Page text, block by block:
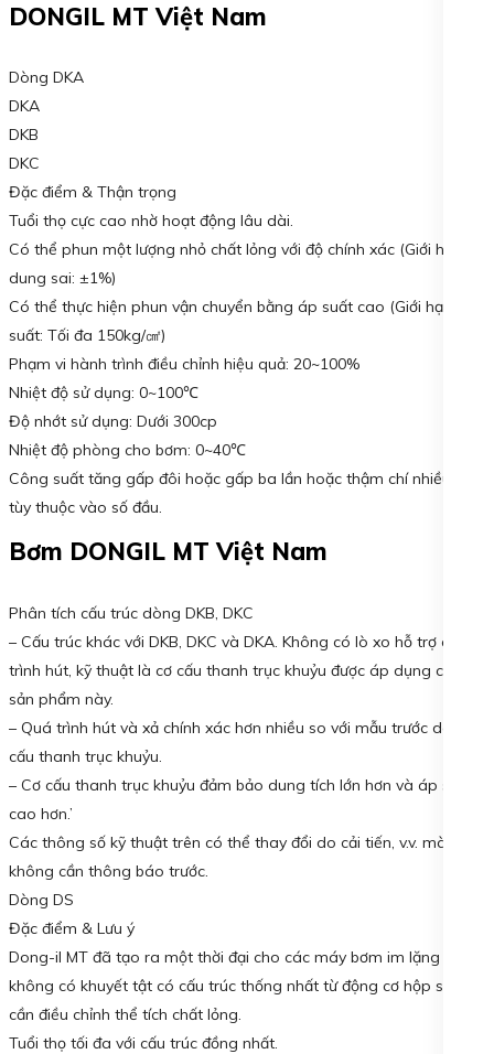
DONGIL MT Việt Nam
Dòng DKA
DKA
DKB
DKC
Đặc điểm & Thận trọng
Tuổi thọ cực cao nhờ hoạt động lâu dài.
Có thể phun một lượng nhỏ chất lỏng với độ chính xác (Giới hạn
dung sai: ±1%)
Có thể thực hiện phun vận chuyển bằng áp suất cao (Giới hạn áp
suất: Tối đa 150kg/㎠)
Phạm vi hành trình điều chỉnh hiệu quả: 20~100%
Nhiệt độ sử dụng: 0~100℃
Độ nhớt sử dụng: Dưới 300cp
Nhiệt độ phòng cho bơm: 0~40℃
Công suất tăng gấp đôi hoặc gấp ba lần hoặc thậm chí nhiều hơn
tùy thuộc vào số đầu.
Bơm DONGIL MT Việt Nam
Phân tích cấu trúc dòng DKB, DKC
– Cấu trúc khác với DKB, DKC và DKA. Không có lò xo hỗ trợ quá
trình hút, kỹ thuật là cơ cấu thanh trục khuỷu được áp dụng cho
sản phẩm này.
– Quá trình hút và xả chính xác hơn nhiều so với mẫu trước do cơ
cấu thanh trục khuỷu.
– Cơ cấu thanh trục khuỷu đảm bảo dung tích lớn hơn và áp suất
cao hơn.’
Các thông số kỹ thuật trên có thể thay đổi do cải tiến, v.v. mà
không cần thông báo trước.
Dòng DS
Đặc điểm & Lưu ý
Dong-il MT đã tạo ra một thời đại cho các máy bơm im lặng và
không có khuyết tật có cấu trúc thống nhất từ động cơ hộp số đến
cần điều chỉnh thể tích chất lỏng.
Tuổi thọ tối đa với cấu trúc đồng nhất.